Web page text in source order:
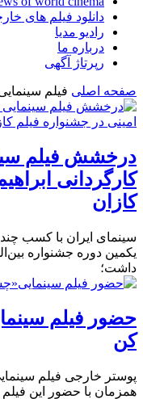
دانلود فیلم های
رادیو مدیا
درباره ما
رپرتاژ آگهی
صفحه اصلی فیلم
درخشش فیلم
کارگردانی
کازان
سینمای ایران با کسب
یکمین دوره جشنواره
داشت؛
حضور فیلم
کن
همزمان با حضور این فیلم